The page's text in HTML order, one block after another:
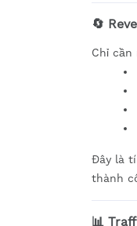
🔄
Chỉ cần
Đây là
thành
📊